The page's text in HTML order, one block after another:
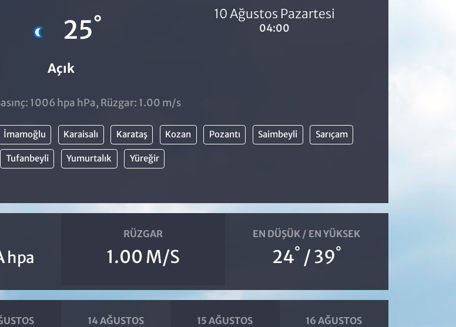
25°
Açık
10 Ağustos Pazartesi
04:00
1006 hpa hPa, Rüzgar: 1.00 m/s
İmamoğlu Karaisalı Karataş Kozan Pozantı Saimbeyli Sarıçam
Tufanbeyli Yumurtalık Yüreğir
hpa
RÜZGAR
1.00 M/S
EN DÜŞÜK / EN YÜKSEK
24° / 39°
14 AĞUSTOS 15 AĞUSTOS 16 AĞUSTOS